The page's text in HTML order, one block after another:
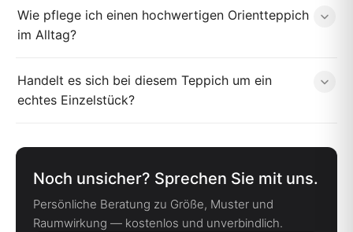
Wie pflege ich einen hochwertigen Orientteppich
im Alltag?
Handelt es sich bei diesem Teppich um ein
echtes Einzelstück?
Noch unsicher? Sprechen Sie mit uns.
Persönliche Beratung zu Größe, Muster und
Raumwirkung — kostenlos und unverbindlich.